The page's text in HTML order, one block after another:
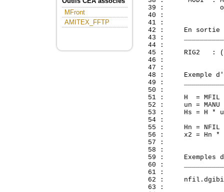
MFront
AMITEX_FFTP
39 :
  40 :
  41 :
42 :     En sortie
43 :
  44 :
45 :     RIG2   :
  46 :
  47 :
48 :     Exemple
49 :
  50 :
51 :     H  = MFIL
52 :     un = MANU
53 :     Hs = H *
54 :
55 :     Hn = NFIL
56 :     x2 = Hn *
  57 :
  58 :
59 :     Exemples
60 :
  61 :
62 :
  63 :